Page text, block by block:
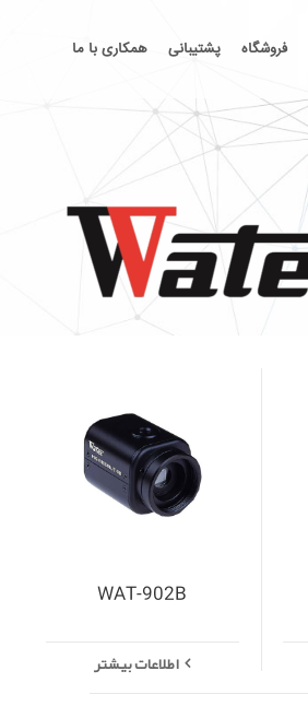
فروشگاه پشتیبانی همکاری با ما
WAT-902B
اطلاعات بیشتر